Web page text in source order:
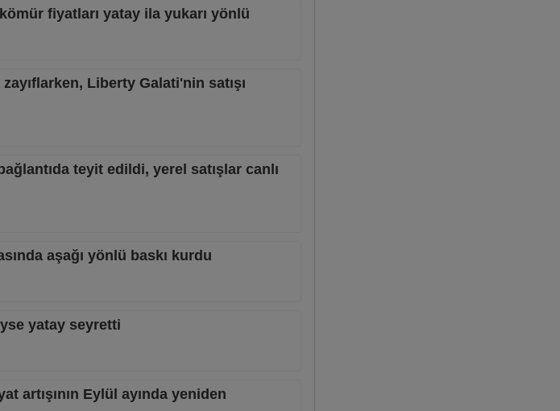
fiyatları yatay ila yukarı yönlü
Liberty Galati'nin satışı
teyit edildi, yerel satışlar canlı
aşağı yönlü baskı kurdu
yatay seyretti
artışının Eylül ayında yeniden